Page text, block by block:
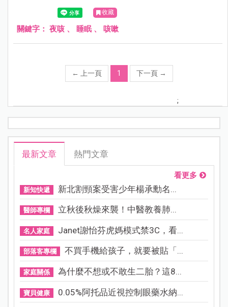
該休息的時候卻咳個不停，好像沒法好好睡上一覺，有時候
甚至咳到吐，苦情的爸媽又得忍住睡意洗床單，這到底是為
什麼呢？
收藏
關鍵字： 夜咳 、 睡眠、 咳嗽
← 上一頁 1 下一頁 →
;
最新文章 熱門文章
看更多
新知快遞 新北割頸案受害少年楊承勳名...
醫師專欄 立秋後秋燥來襲！中醫教養肺...
名人家庭 Janet謝怡芬虎媽模式禁3C，看...
部落客專欄 不買手機給孩子，就要被貼「...
家庭關係 為什麼不想或不敢生二胎？這8...
寶貝健康 0.05%阿托品近視控制眼藥水納...